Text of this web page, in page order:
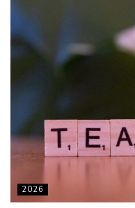
2026